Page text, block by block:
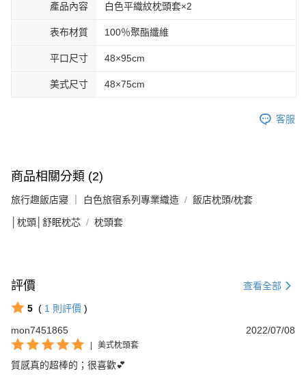
產品內容 白色平織紋枕頭套×2
表布材質 100％聚酯纖維
平口尺寸 48×95cm
美式尺寸 48×75cm
客服
商品相關分類 (2)
旅行趣飯店寢 ｜ 白色旅宿系列專業織造 飯店枕頭/枕套
│枕頭│舒眠枕芯 枕頭套
評價 查看全部
5 ( 1 則評價 )
mon7451865
2022/07/08
美式枕頭套
質感真的超棒的；很喜歡💕